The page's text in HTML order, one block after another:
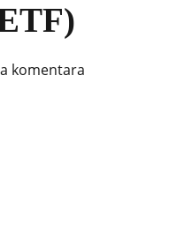
komentara